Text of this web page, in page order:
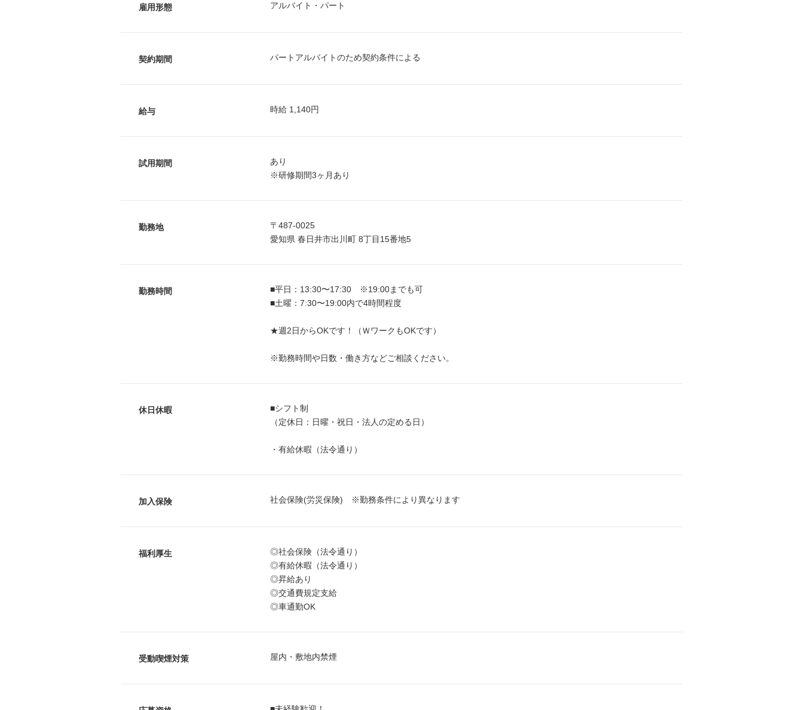
雇用形態 アルバイト・パート
契約期間 パートアルバイトのため契約条件による
給与 時給 1,140円
試用期間
あり
※研修期間3ヶ月あり
勤務地
〒487-0025
愛知県 春日井市出川町 8丁目15番地5
勤務時間
■平日：13:30〜17:30 ※19:00までも可
■土曜：7:30〜19:00内で4時間程度
★週2日からOKです！（ＷワークもOKです）
※勤務時間や日数・働き方などご相談ください。
休日休暇
■シフト制
（定休日：日曜・祝日・法人の定める日）
・有給休暇（法令通り）
加入保険 社会保険(労災保険) ※勤務条件により異なります
福利厚生
◎社会保険（法令通り）
◎有給休暇（法令通り）
◎昇給あり
◎交通費規定支給
◎車通勤OK
受動喫煙対策 屋内・敷地内禁煙